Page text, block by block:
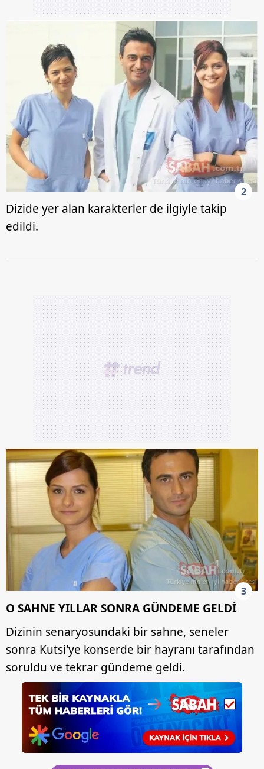
2
Dizide yer alan karakterler de ilgiyle takip
edildi.
3
O SAHNE YILLAR SONRA GÜNDEME GELDİ
Dizinin senaryosundaki bir sahne, seneler
sonra Kutsi'ye konserde bir hayranı tarafından
soruldu ve tekrar gündeme geldi.